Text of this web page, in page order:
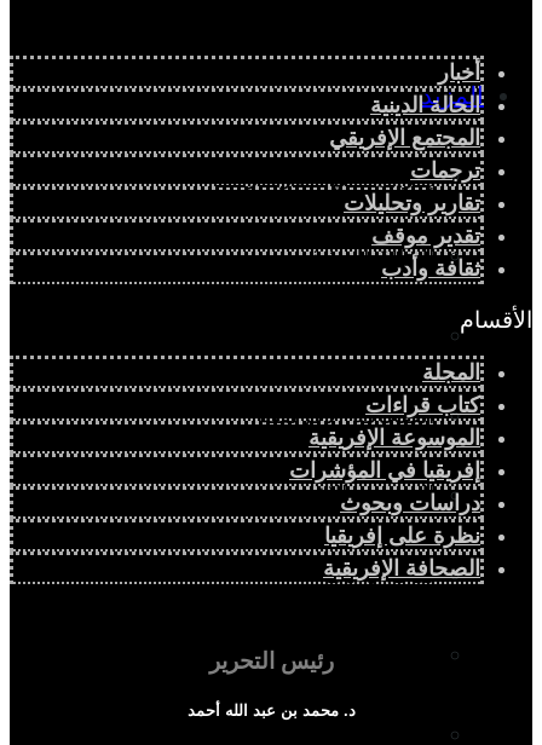
المزيد
إفريقيا في المؤشرات
الحالة الدينية
الصحافة الإفريقية
المجتمع الإفريقي
ثقافة وأدب
حوارات وتحقيقات
أخبار
الحالة الدينية
المجتمع الإفريقي
ترجمات
تقارير وتحليلات
تقدير موقف
ثقافة وأدب
الأقسام
المجلة
كتاب قراءات
الموسوعة الإفريقية
إفريقيا في المؤشرات
دراسات وبحوث
نظرة على إفريقيا
الصحافة الإفريقية
رئيس التحرير
د. محمد بن عبد الله أحمد